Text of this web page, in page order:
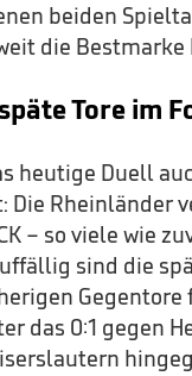
beiden
die Bestmarke
Tore im
heutige Duell
Die Rheinländer
– so viele wie
sind die
das 0:1 gegen